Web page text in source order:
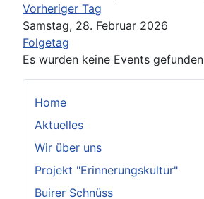
Home
Aktuelles
Wir über uns
Projekt "Erinnerungskultur"
Buirer Schnüss
Vorheriger Tag
Samstag, 28. Februar 2026
Folgetag
Es wurden keine Events gefunden